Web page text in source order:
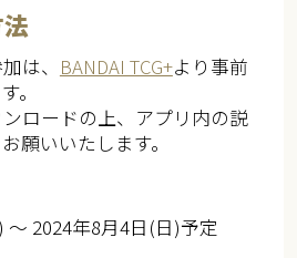
は、 BANDAI TCG+より事前
。
ロードの上、アプリ内の説
願いいたします。
～ 2024年8月4日(日)予定